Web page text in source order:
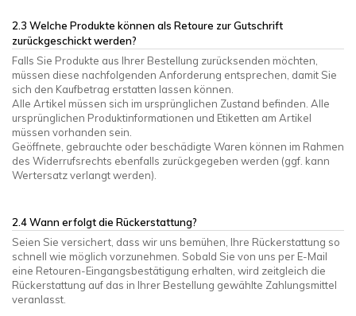
2.3 Welche Produkte können als Retoure zur Gutschrift
zurückgeschickt werden?
Falls Sie Produkte aus Ihrer Bestellung zurücksenden möchten,
müssen diese nachfolgenden Anforderung entsprechen, damit Sie
sich den Kaufbetrag erstatten lassen können.
Alle Artikel müssen sich im ursprünglichen Zustand befinden. Alle
ursprünglichen Produktinformationen und Etiketten am Artikel
müssen vorhanden sein.
Geöffnete, gebrauchte oder beschädigte Waren können im Rahmen
des Widerrufsrechts ebenfalls zurückgegeben werden (ggf. kann
Wertersatz verlangt werden).
2.4 Wann erfolgt die Rückerstattung?
Seien Sie versichert, dass wir uns bemühen, Ihre Rückerstattung so
schnell wie möglich vorzunehmen. Sobald Sie von uns per E-Mail
eine Retouren-Eingangsbestätigung erhalten, wird zeitgleich die
Rückerstattung auf das in Ihrer Bestellung gewählte Zahlungsmittel
veranlasst.